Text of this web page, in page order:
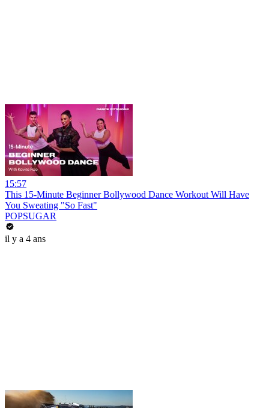
15:57
This 15-Minute Beginner Bollywood Dance Workout Will Have
You Sweating "So Fast"
POPSUGAR
il y a 4 ans